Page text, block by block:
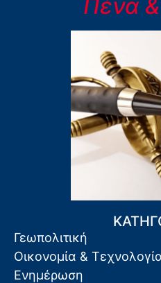
Πένα
Γεωπολιτική
Οικονομία &
Ενημέρωση